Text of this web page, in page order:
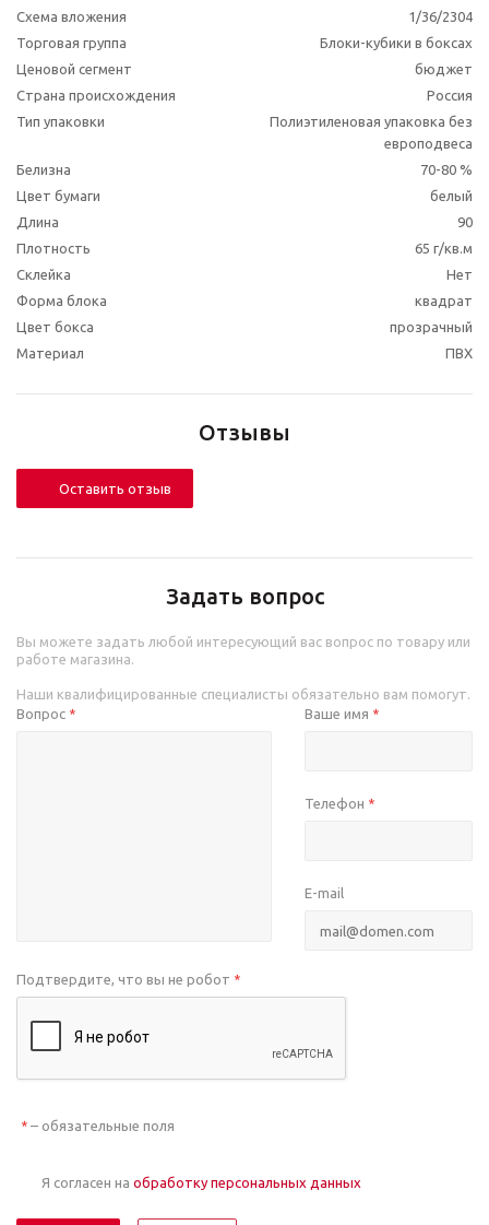
Схема вложения
1/36/2304
Торговая группа
Блоки-кубики в боксах
Ценовой сегмент
бюджет
Страна происхождения
Россия
Тип упаковки
Полиэтиленовая упаковка без
европодвеса
Белизна
70-80 %
Цвет бумаги
белый
Длина
90
Плотность
65 г/кв.м
Склейка
Нет
Форма блока
квадрат
Цвет бокса
прозрачный
Материал
ПВХ
Отзывы
Оставить отзыв
Задать вопрос
Вы можете задать любой интересующий вас вопрос по товару или
работе магазина.
Наши квалифицированные специалисты обязательно вам помогут.
Вопрос * Ваше имя *
Телефон *
E-mail
Подтвердите, что вы не робот *
* – обязательные поля
Я согласен на обработку персональных данных